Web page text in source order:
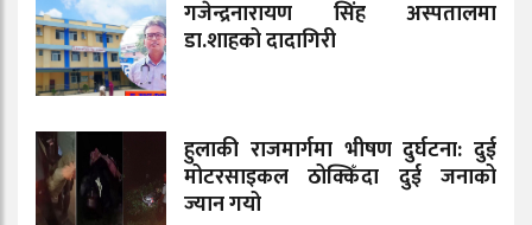
गजेन्द्रनारायण सिंह अस्पतालमा
डा.शाहको दादागिरी
हुलाकी राजमार्गमा भीषण दुर्घटना: दुई
मोटरसाइकल ठोक्किँदा दुई जनाको
ज्यान गयो